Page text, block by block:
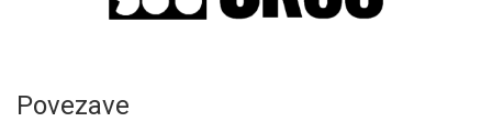
Povezave